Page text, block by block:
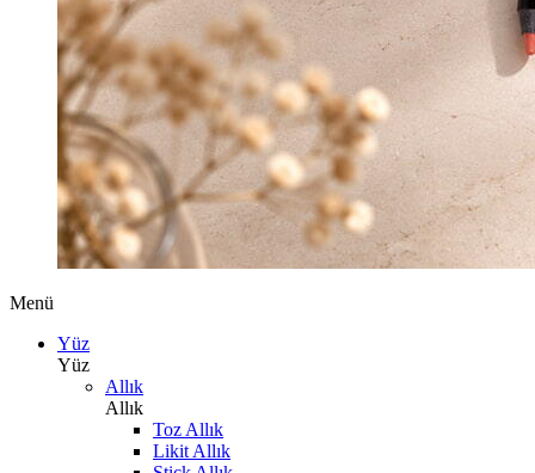
Menü
Yüz
Yüz
Allık
Allık
Toz Allık
Likit Allık